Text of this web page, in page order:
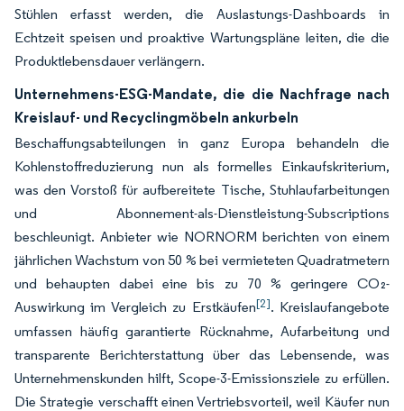
Stühlen erfasst werden, die Auslastungs-Dashboards in
Echtzeit speisen und proaktive Wartungspläne leiten, die die
Produktlebensdauer verlängern.
Unternehmens-ESG-Mandate, die die Nachfrage nach
Kreislauf- und Recyclingmöbeln ankurbeln
Beschaffungsabteilungen in ganz Europa behandeln die
Kohlenstoffreduzierung nun als formelles Einkaufskriterium,
was den Vorstoß für aufbereitete Tische, Stuhlaufarbeitungen
und Abonnement-als-Dienstleistung-Subscriptions
beschleunigt. Anbieter wie NORNORM berichten von einem
jährlichen Wachstum von 50 % bei vermieteten Quadratmetern
und behaupten dabei eine bis zu 70 % geringere CO₂-
Auswirkung im Vergleich zu Erstkäufen[2]. Kreislaufangebote
umfassen häufig garantierte Rücknahme, Aufarbeitung und
transparente Berichterstattung über das Lebensende, was
Unternehmenskunden hilft, Scope-3-Emissionsziele zu erfüllen.
Die Strategie verschafft einen Vertriebsvorteil, weil Käufer nun